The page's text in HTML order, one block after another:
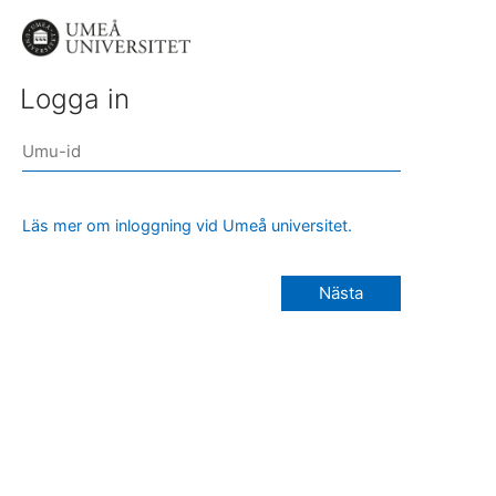
Logga in
Läs mer om inloggning vid Umeå universitet.
Nästa